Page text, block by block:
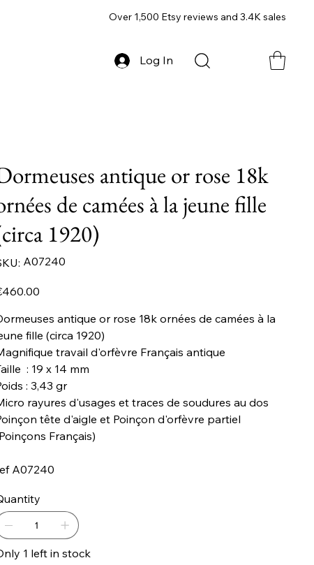
Log In
Over 1,500 Etsy reviews and 3.4K sales
antique or rose 18k
de camées à la jeune fille
1920)
SKU
A07240
A07240
antique or rose 18k ornées de camées à la
fille (circa 1920)
travail d'orfèvre Français antique
: 19 x 14 mm
: 3,43 gr
rayures d'usages et traces de soudures au dos
tête d'aigle et Poinçon d'orfèvre partiel
Français)
A07240
1 left in stock